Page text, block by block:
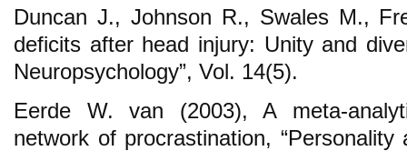
Duncan J., Johnson R., Swales M.,
deficits after head injury: Unity and
Neuropsychology”, Vol. 14(5).
Eerde W. van (2003), A
network of procrastination, “Personality